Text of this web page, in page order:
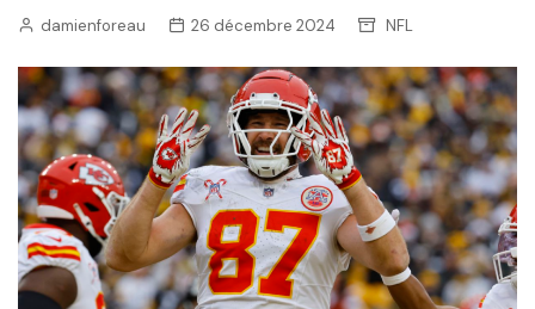
damienforeau 26 décembre 2024 NFL